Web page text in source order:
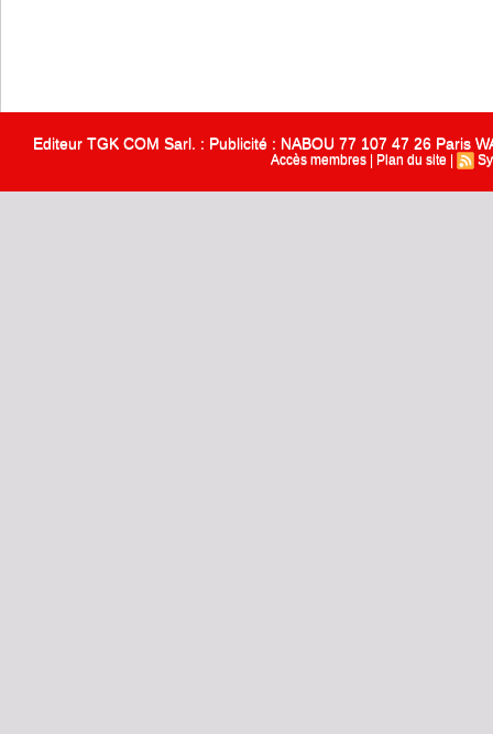
Editeur TGK COM Sarl. : Publicité : NABOU 77 107 47 26 Paris
Accès membres Plan du site